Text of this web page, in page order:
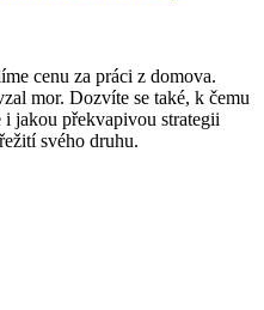
cenu za práci z domova.
mor. Dozvíte se také, k čemu
jakou překvapivou strategii
svého druhu.